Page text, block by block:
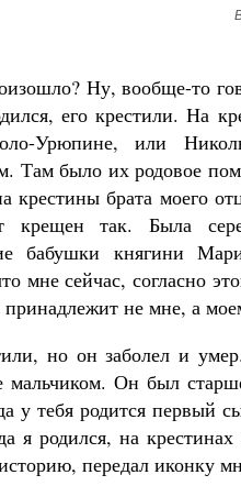
Ну, вообще-то
его крестили. На
Урюпине, или
Там было их родовое
крестины брата моего
крещен так. Была
бабушки княгини
мне сейчас, согласно
принадлежит не мне, а
но он заболел и
мальчиком. Он был
у тебя родится
я родился, на
передал иконку